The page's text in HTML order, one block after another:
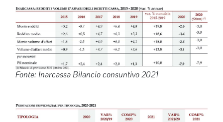
Fonte: Inarcassa Bilancio consuntivo 2021